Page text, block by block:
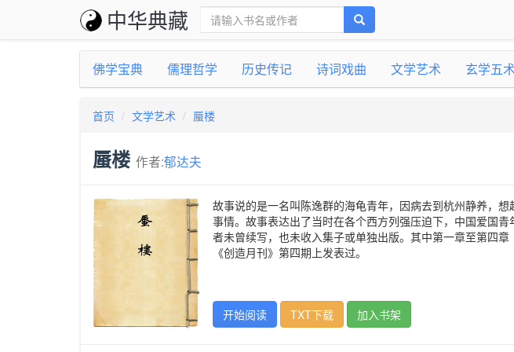
中华典藏
佛学宝典 儒理哲学 历史传记 诗词戏曲 文学艺术 玄学五
首页 文学艺术 蜃楼
蜃楼 作者:郁达夫
故事说的是一名叫陈逸群的海龟青年，因病去到杭州静养，
事情。故事表达出了当时在各个西方列强压迫下，中国爱国
者未曾续写，也未收入集子或单独出版。其中第一章至第四
《创造月刊》第四期上发表过。
开始阅读 TXT下载 加入书架